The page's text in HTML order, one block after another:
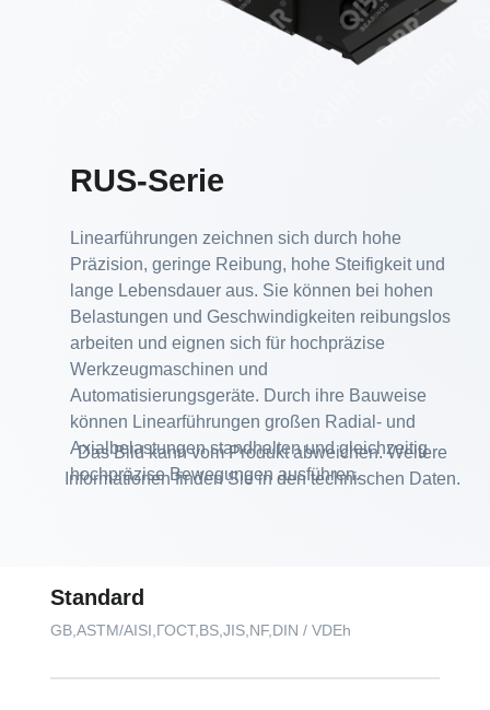
Das Bild kann vom Produkt abweichen. Weitere
Informationen finden Sie in den technischen Daten.
RUS-Serie
Linearführungen zeichnen sich durch hohe
Präzision, geringe Reibung, hohe Steifigkeit und
lange Lebensdauer aus. Sie können bei hohen
Belastungen und Geschwindigkeiten reibungslos
arbeiten und eignen sich für hochpräzise
Werkzeugmaschinen und
Automatisierungsgeräte. Durch ihre Bauweise
können Linearführungen großen Radial- und
Axialbelastungen standhalten und gleichzeitig
hochpräzise Bewegungen ausführen.
Standard
GB,ASTM/AISI,ГОСТ,BS,JIS,NF,DIN / VDEh